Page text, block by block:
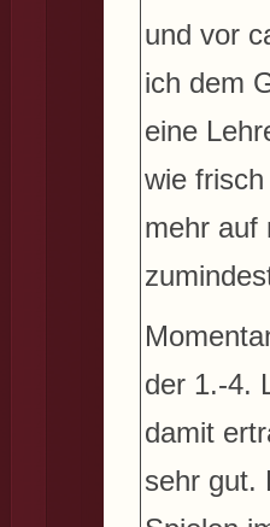
und vor
ich dem
eine
wie
mehr auf
der 1.-4.
damit
sehr gut.